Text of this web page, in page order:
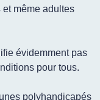
même adultes
évidemment pas
pour tous.
polyhandicapés